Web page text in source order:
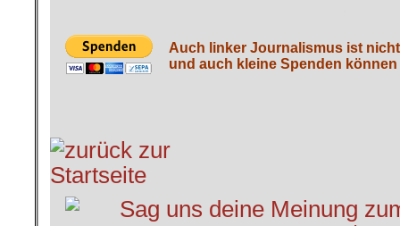
Auch linker Journalismus ist
und auch kleine Spenden